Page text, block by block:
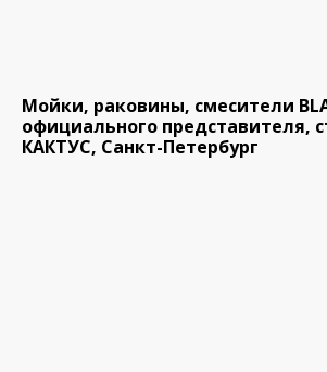
Мойки, раковины, смесители
официального представителя,
КАКТУС, Санкт-Петербург